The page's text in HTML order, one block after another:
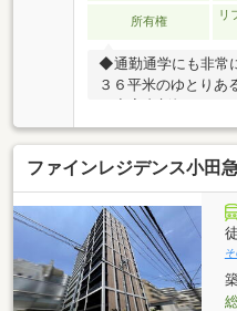
所有権
リ
◆通勤通学にも非常
３６平米のゆとりあ
り◆室内新規リノベ
生活を即スタート可
バスなど主要な水回
ロスや床材を新規貼
へと更新◆大切な家
に暮らせるペット飼
ックや宅配ボックス
ご購入後も安心なア
サポート体制を提供
ル：0120-702-700】
ファインレジデンス小田